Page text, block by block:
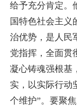
给予充分肯定。
国特色社会主义
治优势，是人民
党指挥，全面贯
凝心铸魂强根基
实，以实际行动
个维护”。要聚